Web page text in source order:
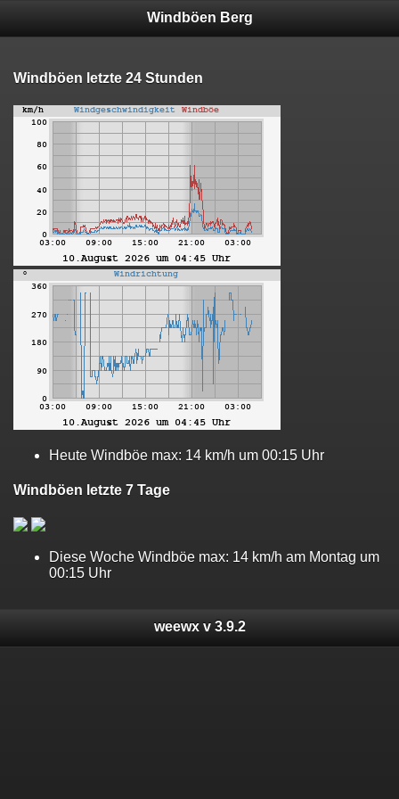
Windböen Berg
Windböen letzte 24 Stunden
Heute Windböe max: 14 km/h um 00:15 Uhr
Windböen letzte 7 Tage
Diese Woche Windböe max: 14 km/h am Montag um
00:15 Uhr
weewx v 3.9.2